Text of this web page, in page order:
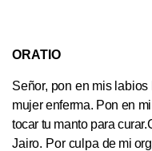
ORATIO
Señor, pon en mis
mujer enferma. Pon en
tocar tu manto para curar.
Jairo. Por culpa de mi